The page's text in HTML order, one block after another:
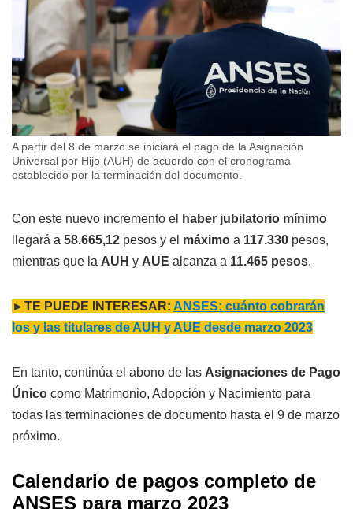
A partir del 8 de marzo se iniciará el pago de la Asignación
Universal por Hijo (AUH) de acuerdo con el cronograma
establecido por la terminación del documento.
Con este nuevo incremento el
haber jubilatorio mínimo
llegará a 58.665,12 pesos y el máximo a 117.330 pesos,
mientras que la AUH y AUE alcanza a 11.465 pesos.
►TE PUEDE INTERESAR: ANSES: cuánto cobrarán
los y las titulares de AUH y AUE desde marzo 2023
En tanto, continúa el abono de las Asignaciones de Pago
Único como Matrimonio, Adopción y Nacimiento para
todas las terminaciones de documento hasta el 9 de marzo
próximo.
Calendario de pagos completo de
ANSES para marzo 2023